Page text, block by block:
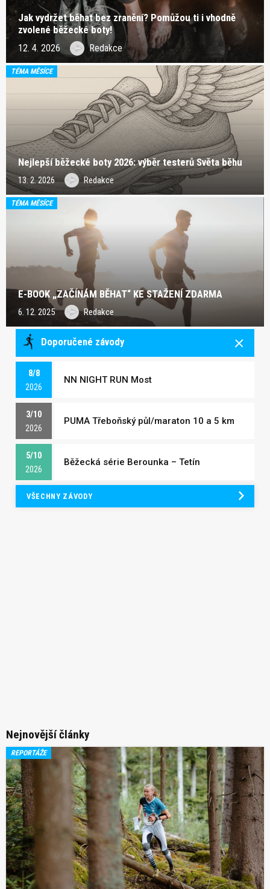
Jak vydržet běhat bez zranění? Pomůžou ti i vhodně
zvolené běžecké boty!
12. 4. 2026 Redakce
TÉMA MĚSÍCE
Nejlepší běžecké boty 2026: výběr testerů Světa běhu
13. 2. 2026 Redakce
TÉMA MĚSÍCE
E-BOOK „ZAČÍNÁM BĚHAT“ KE STAŽENÍ ZDARMA
6. 12. 2025 Redakce
Doporučené závody
8/8
2026
NN NIGHT RUN Most
3/10
2026
PUMA Třeboňský půl/maraton 10 a 5 km
5/10
2026
Běžecká série Berounka – Tetín
VŠECHNY ZÁVODY
Nejnovější články
REPORTÁŽE